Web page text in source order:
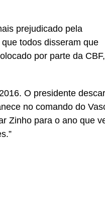
prejudicado pela
todos disseram que
por parte da CBF,
O presidente
no comando do
Zinho para o ano que